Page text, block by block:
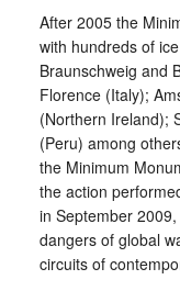
After 2005 the
with hundreds of
Braunschweig and
Florence (Italy);
(Northern Ireland);
(Peru) among
the Minimum
the action
in September
dangers of global
circuits of